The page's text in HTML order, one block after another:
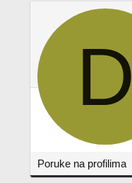
D
Poruke na profilima